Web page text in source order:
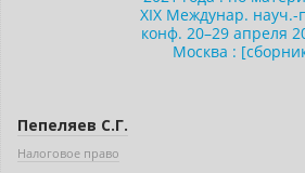
Пепеляев С.Г.
Налоговое право